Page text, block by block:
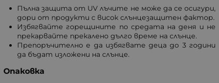
Пълна защита от UV лъчите не може да се осигури,
дори от продукти с висок слънцезащитен фактор.
Избягвайте горещините по средата на деня и не
прекарвайте прекалено дълго време на слънце.
Препоръчително е да избягвате деца до 3 години
да бъдат изложени на слънце.
Опаковка